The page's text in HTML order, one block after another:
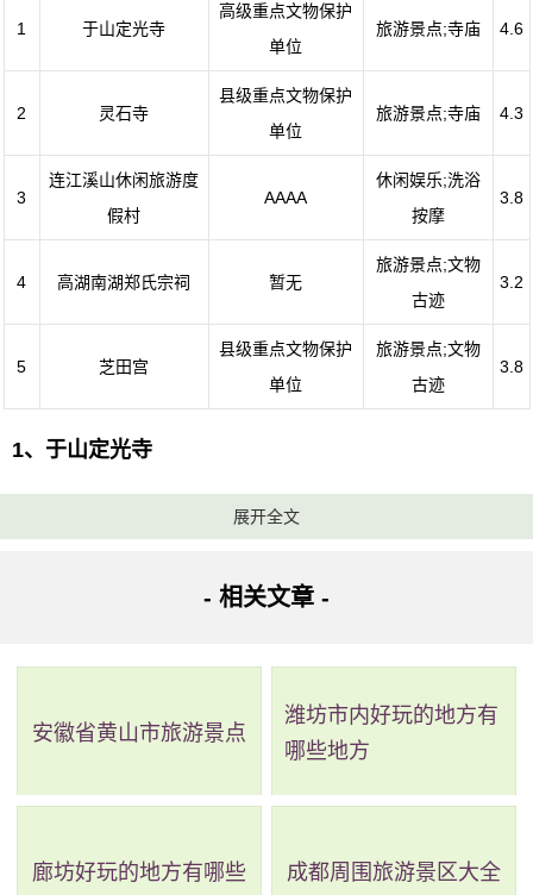
1 于山定光寺
高级重点文物保护
单位
旅游景点;寺庙 4.6
2 灵石寺
县级重点文物保护
单位
旅游景点;寺庙 4.3
3
连江溪山休闲旅游度
假村
AAAA
休闲娱乐;洗浴
按摩
3.8
4 高湖南湖郑氏宗祠 暂无
旅游景点;文物
古迹
3.2
5 芝田宫
县级重点文物保护
单位
旅游景点;文物
古迹
3.8
1、于山定光寺
评级：高级重点文物保护单位
据说该寺始建于唐天佑二年（905年），由闽王王审知创建，
是一座宫殿式建筑。两年后，为祝贺朱温即位，寺名改为“万
岁寺”（俗名塔寺），成为当时福州最辉煌的名寺之一。在宋
代，定光寺因建有白色七级砖塔而被人们称为白塔寺。该塔
了白色塔外，该寺还有其他许多古老建筑物，包括大雄宝
展开全文
- 相关文章 -
安徽省黄山市旅游景点
潍坊市内好玩的地方有
哪些地方
廊坊好玩的地方有哪些 成都周围旅游景区大全